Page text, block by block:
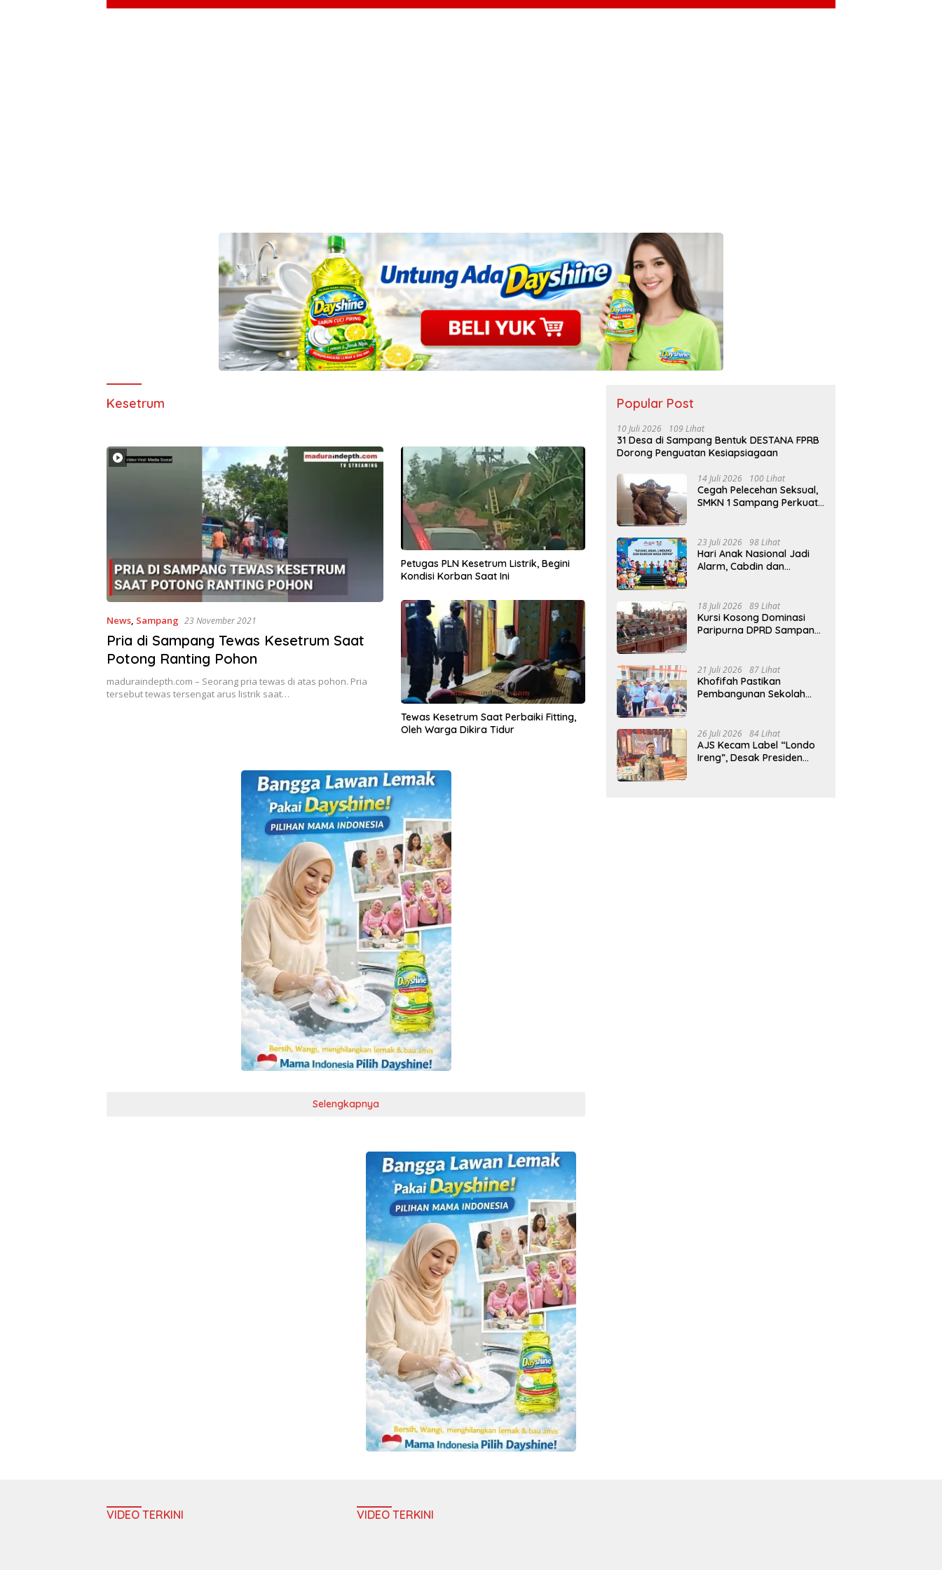
Kesetrum
News, Sampang 23 November 2021
Pria di Sampang Tewas Kesetrum Saat
Potong Ranting Pohon
maduraindepth.com – Seorang pria tewas di atas pohon. Pria
tersebut tewas tersengat arus listrik saat…
Petugas PLN Kesetrum Listrik, Begini
Kondisi Korban Saat Ini
Tewas Kesetrum Saat Perbaiki Fitting,
Oleh Warga Dikira Tidur
Selengkapnya
Popular Post
10 Juli 2026 109 Lihat
31 Desa di Sampang Bentuk DESTANA FPRB
Dorong Penguatan Kesiapsiagaan
14 Juli 2026 100 Lihat
Cegah Pelecehan Seksual,
SMKN 1 Sampang Perkuat
23 Juli 2026 98 Lihat
Hari Anak Nasional Jadi
Alarm, Cabdin dan
Kekerasan Seksual Anak
18 Juli 2026 89 Lihat
Kursi Kosong Dominasi
Paripurna DPRD Sampang,
21 Juli 2026 87 Lihat
Khofifah Pastikan
Pembangunan Sekolah
Indonesia Emas
26 Juli 2026 84 Lihat
AJS Kecam Label “Londo
Ireng”, Desak Presiden
VIDEO TERKINI VIDEO TERKINI